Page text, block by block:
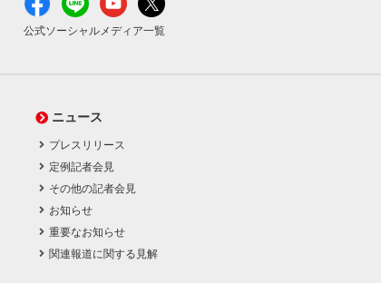
公式ソーシャルメディア一覧
ニュース
プレスリリース
定例記者会見
その他の記者会見
お知らせ
重要なお知らせ
関連報道に関する見解